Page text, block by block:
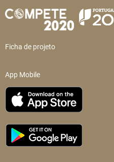
Ficha de projeto
App Mobile